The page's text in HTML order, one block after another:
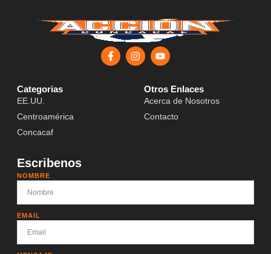
Categorias
EE.UU.
Centroamérica
Concacaf
Otros Enlaces
Acerca de Nosotros
Contacto
Escribenos
NOMBRE
EMAIL